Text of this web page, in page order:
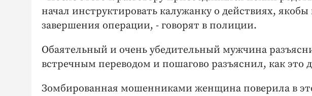
начал инструктировать калужанку о действиях,
завершения операции, - говорят в полиции.
Обаятельный и очень убедительный мужчина
встречным переводом и пошагово разъяснил, как это
Зомбированная мошенниками женщина поверила в